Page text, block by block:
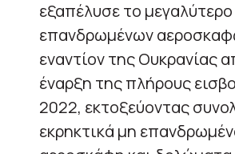
εξαπέλυσε το
επανδρωμένων
εναντίον της Ουκρανίας
έναρξη της πλήρους
2022, εκτοξεύοντας
εκρηκτικά μη